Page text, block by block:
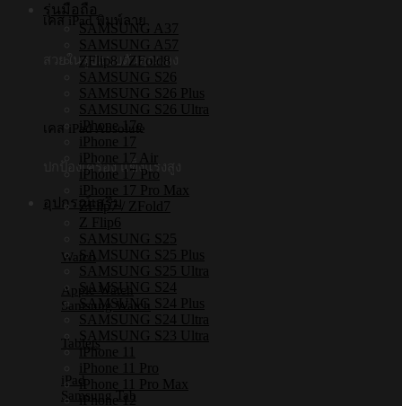
เคส iPad พิมพ์ลาย
สวยในรูปแบบตัวคุณเอง
เคส iPad Absolute
ปกป้องเครื่อง แข็งแรงสูง
อุปกรณ์เสริม
Watch
Apple Watch
Samsung Watch
Tablets
iPad
Samsung Tab
Debby5
รุ่นมือถือ
SAMSUNG A37
SAMSUNG A57
ZFlip8 / ZFold8
SAMSUNG S26
SAMSUNG S26 Plus
SAMSUNG S26 Ultra
iPhone 17e
iPhone 17
iPhone 17 Air
iPhone 17 Pro
iPhone 17 Pro Max
ZFlip7 / ZFold7
Z Flip6
SAMSUNG S25
SAMSUNG S25 Plus
SAMSUNG S25 Ultra
SAMSUNG S24
SAMSUNG S24 Plus
SAMSUNG S24 Ultra
SAMSUNG S23 Ultra
iPhone 11
iPhone 11 Pro
iPhone 11 Pro Max
iPhone 12